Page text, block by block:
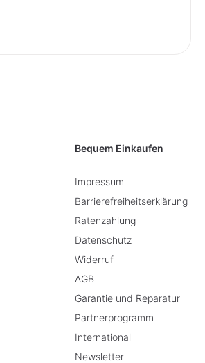
Bequem Einkaufen
Impressum
Barrierefreiheitserklärung
Ratenzahlung
Datenschutz
Widerruf
AGB
Garantie und Reparatur
Partnerprogramm
International
Newsletter